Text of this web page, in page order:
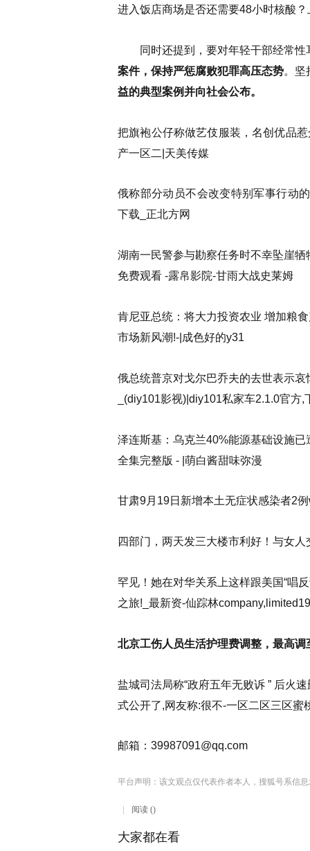
进入饭店商场是否还需要48小时核酸
同时还提到，要对年轻干部经常
案件，保持严惩腐败犯罪高压态势。坚
益的典型案例并向社会公布。
把旗袍公仔称做艺伎服装，名创优品
产一区二|天美传媒
俄称部分动员不会改变特别军事行动
下载_正北方网
湖南一民警参与勘察任务时不幸坠崖
免费观看 -露帛影院-甘雨大战史莱姆
肯尼亚总统：将大力投资农业 增加粮
市场新风潮!-|成色好的y31
俄总统普京对戈尔巴乔夫的去世表示
_(diy101影视)|diy101私家车2.1.0官方,
泽连斯基：乌克兰40%能源基础设施
全集完整版 - |萌白酱甜味弥漫
甘肃9月19日新增本土无症状感染者2
四部门，两天发三大楼市利好！与女
罕见！她在对华关系上这样跟美国“唱
之旅!_最新资-仙踪林company,limited19
北京工伤人员生活护理费调整，最高调
盐城司法局称“政府五年无败诉 ” 后火
式公开了,网友称:很不-一区二区三区蜜
邮箱： 39987091@qq.com
平台声明：该文观点仅代表作者本人，搜狐号系信
阅读 ()
大家都在看